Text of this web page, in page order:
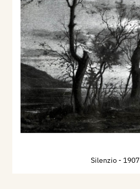
Silenzio - 1907